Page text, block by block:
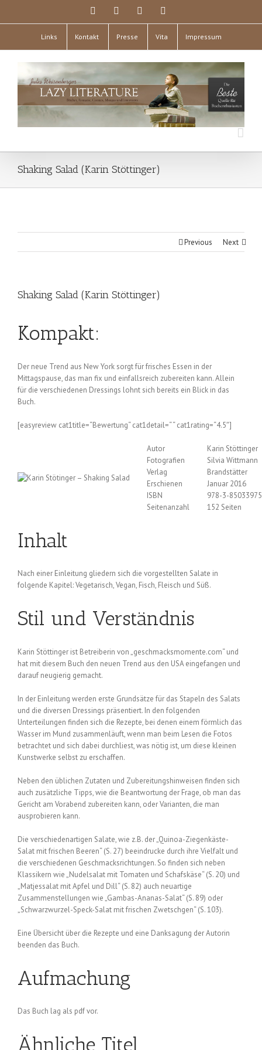
Links Kontakt Presse Vita Impressum
Shaking Salad (Karin Stöttinger)
Previous Next
Shaking Salad (Karin Stöttinger)
Kompakt:
Der neue Trend aus New York sorgt für frisches Essen in der
Mittagspause, das man fix und einfallsreich zubereiten kann. Allein
für die verschiedenen Dressings lohnt sich bereits ein Blick in das
Buch.
[easyreview cat1title=“Bewertung“ cat1detail=“ “ cat1rating=“4.5″]
Autor
Karin Stöttinger
Fotografien
Silvia Wittmann
Verlag
Brandstätter
Erschienen
Januar 2016
ISBN
978-3-
Seitenanzahl
152 Seiten
Inhalt
Nach einer Einleitung gliedern sich die vorgestellten Salate in
folgende Kapitel: Vegetarisch, Vegan, Fisch, Fleisch und Süß.
Stil und Verständnis
Karin Stöttinger ist Betreiberin von „geschmacksmomente.com“ und
hat mit diesem Buch den neuen Trend aus den USA eingefangen und
darauf neugierig gemacht.
In der Einleitung werden erste Grundsätze für das Stapeln des Salats
und die diversen Dressings präsentiert. In den folgenden
Unterteilungen finden sich die Rezepte, bei denen einem förmlich das
Wasser im Mund zusammenläuft, wenn man beim Lesen die Fotos
betrachtet und sich dabei durchliest, was nötig ist, um diese kleinen
Kunstwerke selbst zu erschaffen.
Neben den üblichen Zutaten und Zubereitungshinweisen finden sich
auch zusätzliche Tipps, wie die Beantwortung der Frage, ob man das
Gericht am Vorabend zubereiten kann, oder Varianten, die man
ausprobieren kann.
Die verschiedenartigen Salate, wie z.B. der „Quinoa-Ziegenkäste-
Salat mit frischen Beeren“ (S. 27) beeindrucke durch ihre Vielfalt und
die verschiedenen Geschmacksrichtungen. So finden sich neben
Klassikern wie „Nudelsalat mit Tomaten und Schafskäse“ (S. 20) und
„Matjessalat mit Apfel und Dill“ (S. 82) auch neuartige
Zusammenstellungen wie „Gambas-Ananas-Salat“ (S. 89) oder
„Schwarzwurzel-Speck-Salat mit frischen Zwetschgen“ (S. 103).
Eine Übersicht über die Rezepte und eine Danksagung der Autorin
beenden das Buch.
Aufmachung
Das Buch lag als pdf vor.
Ähnliche Titel